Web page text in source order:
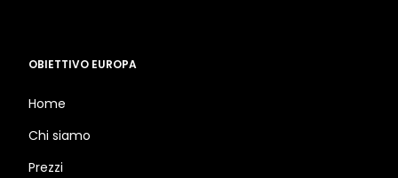
OBIETTIVO EUROPA
Home
Chi siamo
Prezzi